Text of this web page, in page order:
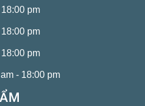
pm
pm
pm
- 18:00 pm